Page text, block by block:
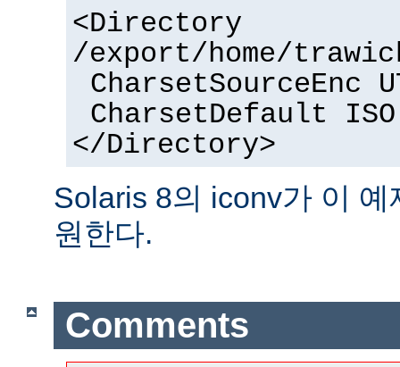
<Directory
/export/home/
CharsetSourceEnc
CharsetDefault
</Directory>
Solaris 8의 iconv가 이
원한다.
Comments